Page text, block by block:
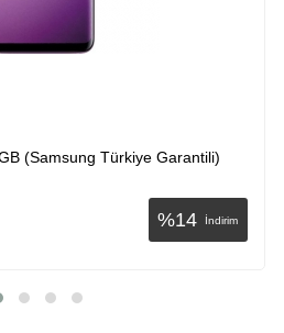
(Samsung Türkiye Garantili)
%31 İndirim